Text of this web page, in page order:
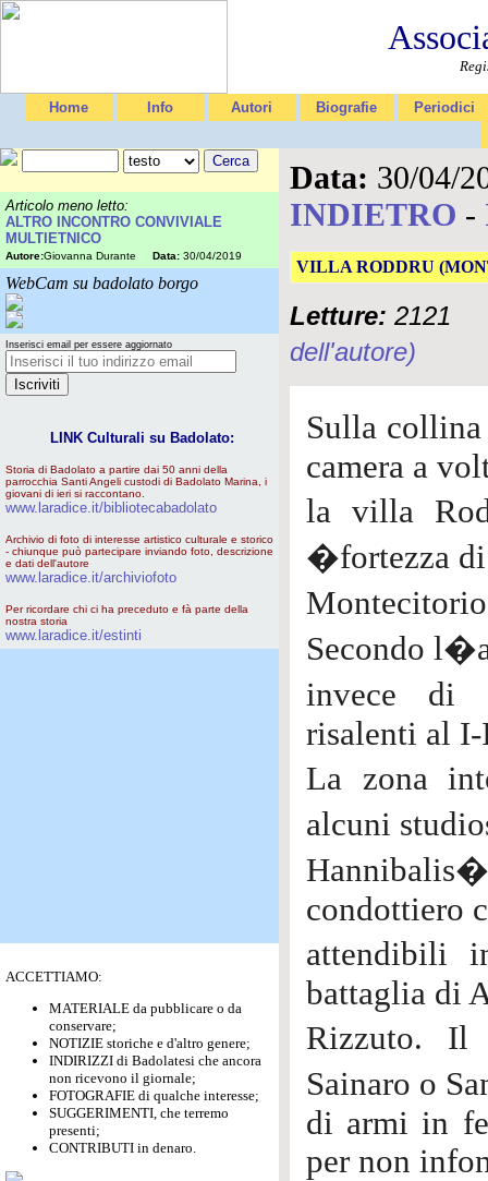
Home Info Autori Biografie Periodici
Articolo meno letto:
ALTRO INCONTRO CONVIVIALE
MULTIETNICO
Autore:Giovanna Durante Data: 30/04/2019
WebCam su badolato borgo
Inserisci email per essere aggiornato
LINK Culturali su Badolato:
Storia di Badolato a partire dai 50 anni della
parrocchia Santi Angeli custodi di Badolato Marina, i
giovani di ieri si raccontano.
www.laradice.it/bibliotecabadolato
Archivio di foto di interesse artistico culturale e storico
- chiunque può partecipare inviando foto, descrizione
e dati dell'autore
www.laradice.it/archiviofoto
Per ricordare chi ci ha preceduto e fà parte della
nostra storia
www.laradice.it/estinti
ACCETTIAMO:
MATERIALE da pubblicare o da
conservare;
NOTIZIE storiche e d'altro genere;
INDIRIZZI di Badolatesi che ancora
non ricevono il giornale;
FOTOGRAFIE di qualche interesse;
SUGGERIMENTI, che terremo
presenti;
CONTRIBUTI in denaro.
Data: 30/04/
INDIETRO -
VILLA RODDRU
Letture: 2121
dell'autore)
Sulla
camera a
la villa
�fortezza
Secondo
invece di
risalenti al
La zona
alcuni
condottiero
attendibili
battaglia di
Rizzuto. Il
Sainaro o
di armi in
per non